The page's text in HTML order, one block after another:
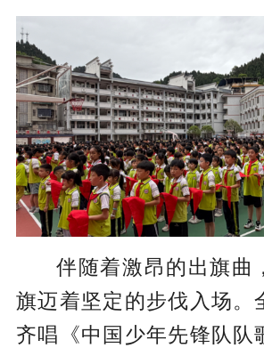
伴随着激昂的出旗曲
旗迈着坚定的步伐入场。
齐唱《中国少年先锋队队